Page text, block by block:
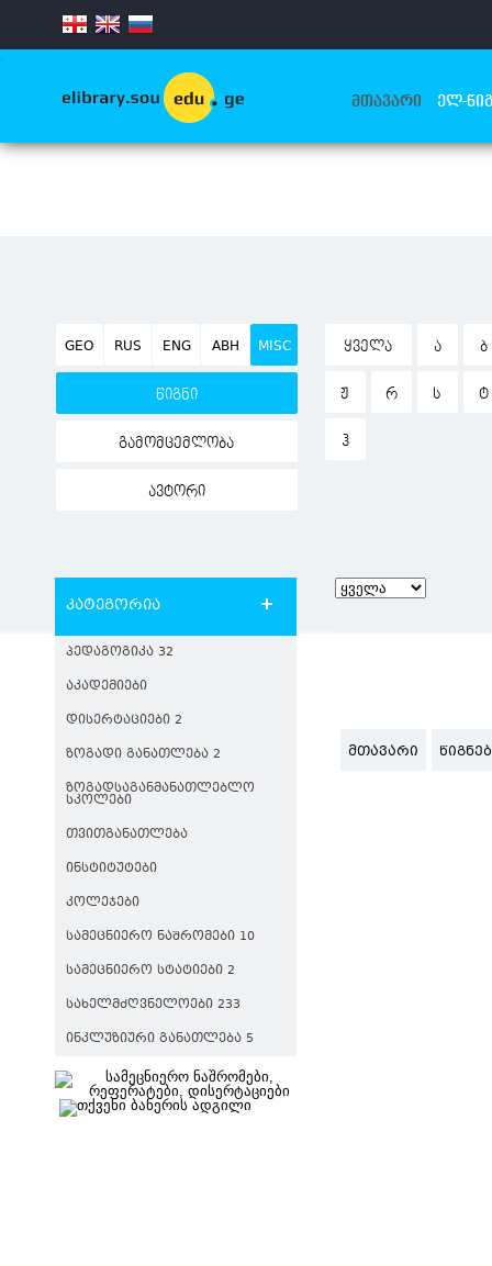
.
ᲛᲗᲐᲕᲐᲠᲘ ᲔᲚ-
GEO RUS ENG ABH MISC
წიგნი
გამომცემლობა
ავტორი
ᲧᲕᲔᲚᲐ Ა Ბ
Ჟ Რ Ს Ტ
Ჰ
კატეგორია
ᲞᲔᲓᲐᲒᲝᲒᲘᲙᲐ 32
ᲐᲙᲐᲓᲔᲛᲘᲔᲑᲘ
ᲓᲘᲡᲔᲠᲢᲐᲪᲘᲔᲑᲘ 2
ᲖᲝᲒᲐᲓᲘ ᲒᲐᲜᲐᲗᲚᲔᲑᲐ 2
ᲖᲝᲒᲐᲓᲡᲐᲒᲐᲜᲛᲐᲜᲐᲗᲚᲔᲑᲚᲝ
ᲡᲙᲝᲚᲔᲑᲘ
ᲗᲕᲘᲗᲒᲐᲜᲐᲗᲚᲔᲑᲐ
ᲘᲜᲡᲢᲘᲢᲣᲢᲔᲑᲘ
ᲙᲝᲚᲔᲯᲔᲑᲘ
ᲡᲐᲛᲔᲪᲜᲘᲔᲠᲝ ᲜᲐᲨᲠᲝᲛᲔᲑᲘ 10
ᲡᲐᲛᲔᲪᲜᲘᲔᲠᲝ ᲡᲢᲐᲢᲘᲔᲑᲘ 2
ᲡᲐᲮᲔᲚᲛᲫᲦᲕᲜᲔᲚᲝᲔᲑᲘ 233
ᲘᲜᲙᲚᲣᲖᲘᲣᲠᲘ ᲒᲐᲜᲐᲗᲚᲔᲑᲐ 5
ᲛᲗᲐᲕᲐᲠᲘ